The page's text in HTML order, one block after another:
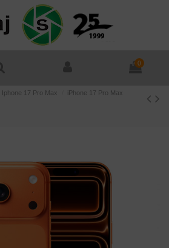
0
Iphone 17 Pro Max
iPhone 17 Pro Max